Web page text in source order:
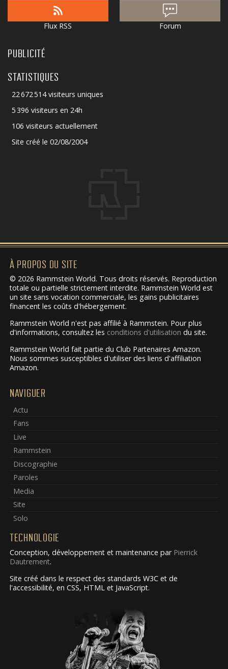
Flux RSS Forum
PUBLICITÉ
STATISTIQUES
22 672 514 visiteurs uniques
5 396 visiteurs en 24h
106 visiteurs actuellement
Site créé le 02/08/2004
À PROPOS DU SITE
© 2026 Rammstein World. Tous droits réservés. Reproduction
totale ou partielle strictement interdite. Rammstein World est
un site sans vocation commerciale, les gains publicitaires
financent les coûts d'hébergement.
Rammstein World n'est pas affilié à Rammstein. Pour plus
d'informations, consultez les conditions d'utilisation du site.
Rammstein World fait partie du Club Partenaires Amazon.
Nous sommes susceptibles d'utiliser des liens d'affiliation
Amazon.
NAVIGUER
Actu
Fans
Live
Rammstein
Discographie
Paroles
Media
Site
Solo
TECHNOLOGIE
Conception, développement et maintenance par Pierrick
Dautrement.
Site créé dans le respect des standards W3C et de
l'accessibilité, en CSS, HTML et JavaScript.